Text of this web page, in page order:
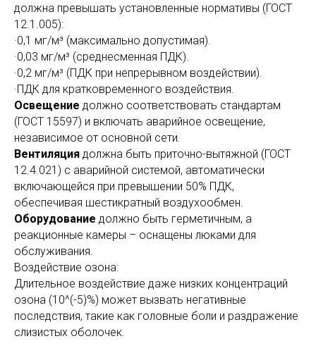
должна превышать установленные нормативы (ГОСТ
12.1.005):
·0,1 мг/м³ (максимально допустимая).
·0,03 мг/м³ (среднесменная ПДК).
·0,2 мг/м³ (ПДК при непрерывном воздействии).
·ПДК для кратковременного воздействия.
Освещение должно соответствовать стандартам
(ГОСТ 15597) и включать аварийное освещение,
независимое от основной сети.
Вентиляция должна быть приточно-вытяжной (ГОСТ
12.4.021) с аварийной системой, автоматически
включающейся при превышении 50% ПДК,
обеспечивая шестикратный воздухообмен.
Оборудование должно быть герметичным, а
реакционные камеры – оснащены люками для
обслуживания.
Воздействие озона:
Длительное воздействие даже низких концентраций
озона (10^(-5)%) может вызвать негативные
последствия, такие как головные боли и раздражение
слизистых оболочек.